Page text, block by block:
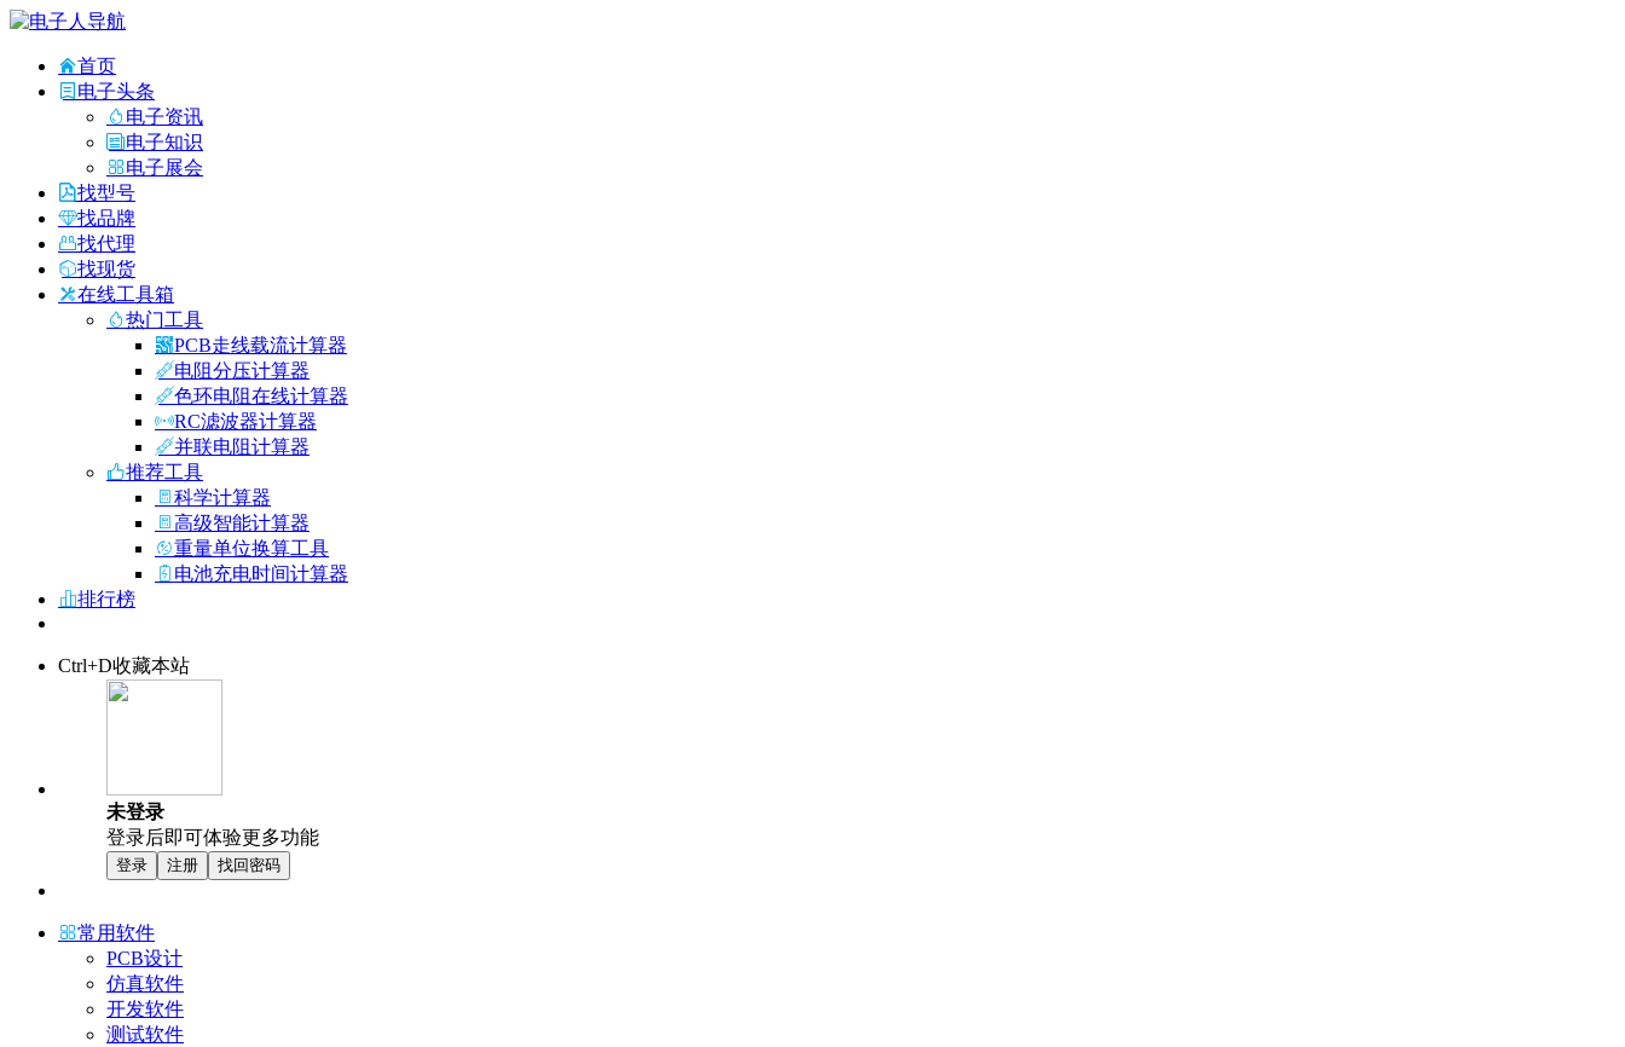
首页
电子头条
电子资讯
电子知识
电子展会
找型号
找品牌
找代理
找现货
在线工具箱
热门工具
PCB走线载流计算器
电阻分压计算器
色环电阻在线计算器
RC滤波器计算器
并联电阻计算器
推荐工具
科学计算器
高级智能计算器
重量单位换算工具
电池充电时间计算器
排行榜
Ctrl+D收藏本站
未登录
登录后即可体验更多功能
登录 注册 找回密码
常用软件
PCB设计
仿真软件
开发软件
测试软件